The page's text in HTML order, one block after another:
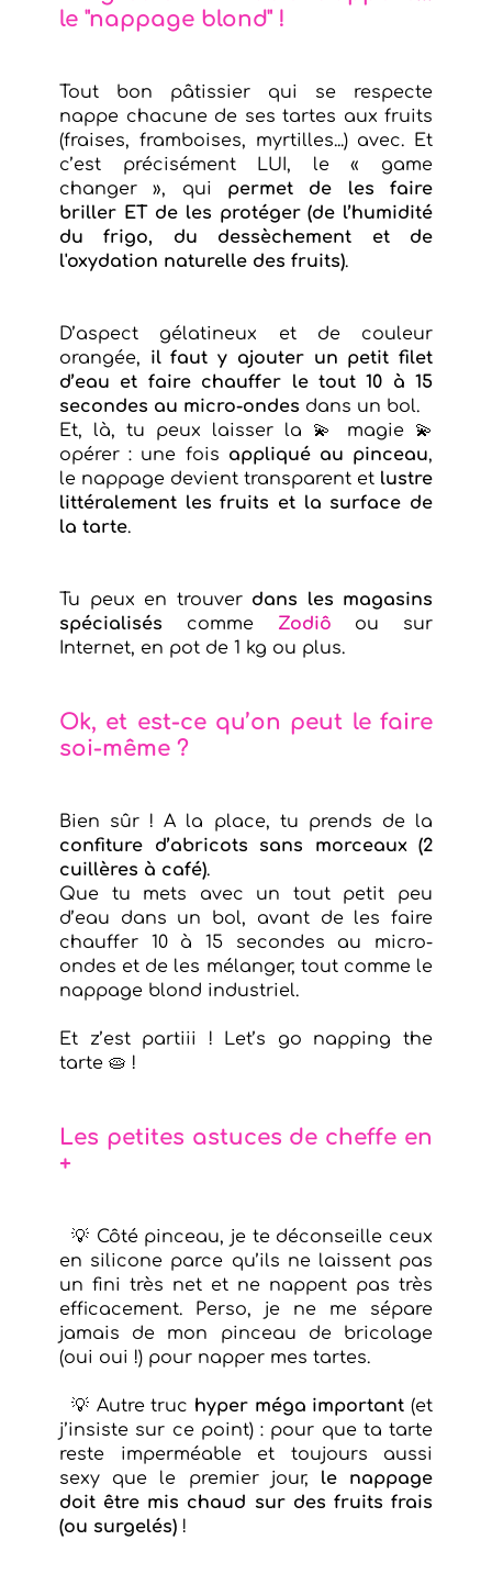
le "nappage blond" !
Tout bon pâtissier qui se respecte
nappe chacune de ses tartes aux fruits
(fraises, framboises, myrtilles...) avec. Et
c’est précisément LUI, le « game
changer », qui permet de les faire
briller ET de les protéger (de l’humidité
du frigo, du dessèchement et de
l'oxydation naturelle des fruits).
D’aspect gélatineux et de couleur
orangée, il faut y ajouter un petit filet
d’eau et faire chauffer le tout 10 à 15
secondes au micro-ondes dans un bol.
Et, là, tu peux laisser la 💫 magie 💫
opérer : une fois appliqué au pinceau,
le nappage devient transparent et lustre
littéralement les fruits et la surface de
la tarte.
Tu peux en trouver dans les magasins
spécialisés comme Zodiô ou sur
Internet, en pot de 1 kg ou plus.
Ok, et est-ce qu’on peut le faire
soi-même ?
Bien sûr ! A la place, tu prends de la
confiture d’abricots
sans morceaux (2
cuillères à café).
Que tu mets avec un tout petit peu
d’eau dans un bol, avant de les faire
chauffer 10 à 15 secondes au micro-
ondes et de les mélanger, tout comme le
nappage blond industriel.
Et z’est partiii ! Let’s go napping the
tarte 🥧 !
Les petites astuces de cheffe en
+
💡 Côté pinceau, je te déconseille ceux
en silicone parce qu’ils ne laissent pas
un fini très net et ne nappent pas très
efficacement. Perso, je ne me sépare
jamais de mon pinceau de bricolage
(oui oui !) pour napper mes tartes.
💡 Autre truc hyper méga important (et
j’insiste sur ce point) : pour que ta tarte
reste imperméable et toujours aussi
sexy que le premier jour, le nappage
doit être mis chaud sur des fruits frais
(ou surgelés) !